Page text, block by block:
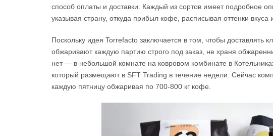
способ оплаты и доставки. Каждый из сортов имеет подробное
указывая страну, откуда прибыл кофе, расписывая оттенки
Поскольку идея Torrefacto заключается в том, чтобы доставлять
обжаривают каждую партию строго под заказ, не храня
нет — в небольшой комнате на ковровом комбинате в
который размещают в SFT Trading в течение недели. Сейчас
каждую пятницу обжаривая по 700-800 кг кофе.